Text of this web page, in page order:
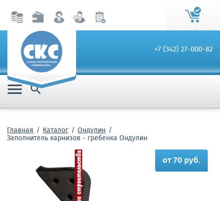
+7 (342) 27-000-82
 
Главная Каталог Ондулин
Заполнитель карнизов - гребенка Ондулин
от 70 руб.